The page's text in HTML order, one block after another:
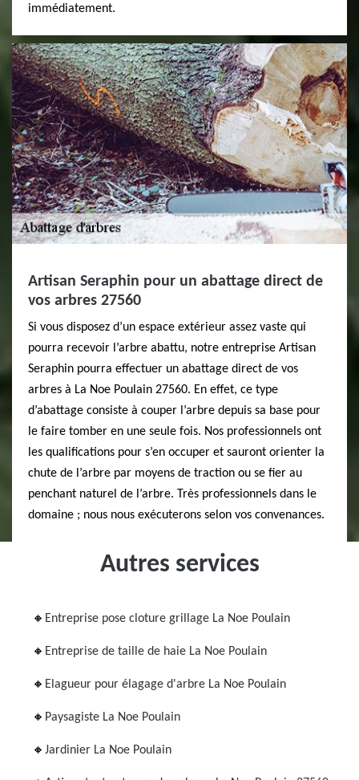
immédiatement.
Artisan Seraphin pour un abattage direct de
vos arbres 27560
Si vous disposez d’un espace extérieur assez vaste qui
pourra recevoir l’arbre abattu, notre entreprise Artisan
Seraphin pourra effectuer un abattage direct de vos
arbres à La Noe Poulain 27560. En effet, ce type
d’abattage consiste à couper l’arbre depuis sa base pour
le faire tomber en une seule fois. Nos professionnels ont
les qualifications pour s’en occuper et sauront orienter la
chute de l’arbre par moyens de traction ou se fier au
penchant naturel de l’arbre. Très professionnels dans le
domaine ; nous nous exécuterons selon vos convenances.
Autres services
Entreprise pose cloture grillage La Noe Poulain
Entreprise de taille de haie La Noe Poulain
Elagueur pour élagage d'arbre La Noe Poulain
Paysagiste La Noe Poulain
Jardinier La Noe Poulain